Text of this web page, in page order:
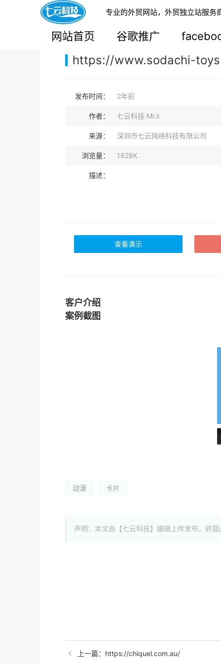
专业的外贸网站，外贸独立站服务
网站首页 谷歌推广
您的当前位置： 网站首页>案例展示>B2C外贸独
https://www.sodachi-
发布时间： 2年前
作者： 七云科技·Mr.li
来源： 深圳市七云网络科技有限公司
浏览量： 1628K
描述：
查看演示
客户介绍
案例截图
动漫 卡片
声明：本文由【七云科技】编辑上传发布，转
上一篇：https://chiquel.com.au/